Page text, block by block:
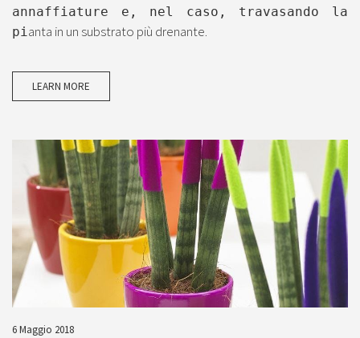
annaffiature e, nel caso, travasando la
pi anta in un substrato più drenante.
LEARN MORE
6 Maggio 2018